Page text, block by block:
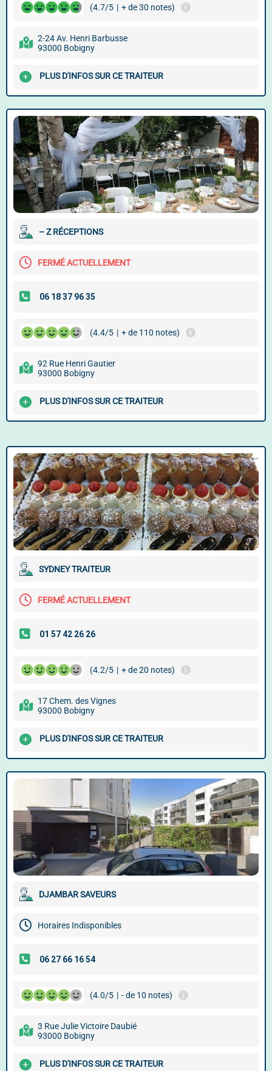
(4.7/5 | + de 30 notes)
2-24 Av. Henri Barbusse
93000 Bobigny
PLUS D'INFOS SUR CE TRAITEUR
– Z RÉCEPTIONS
FERMÉ ACTUELLEMENT
(4.4/5 | + de 110 notes)
92 Rue Henri Gautier
93000 Bobigny
PLUS D'INFOS SUR CE TRAITEUR
SYDNEY TRAITEUR
FERMÉ ACTUELLEMENT
(4.2/5 | + de 20 notes)
17 Chem. des Vignes
93000 Bobigny
PLUS D'INFOS SUR CE TRAITEUR
DJAMBAR SAVEURS
Horaires Indisponibles
(4.0/5 | - de 10 notes)
3 Rue Julie Victoire Daubié
93000 Bobigny
PLUS D'INFOS SUR CE TRAITEUR